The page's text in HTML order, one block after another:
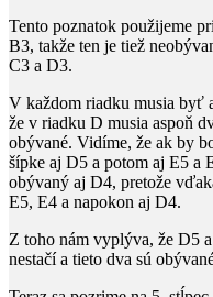
Tento poznatok použijeme
B3, takže ten je tiež
C3 a D3.
V každom riadku musia byť
že v riadku D musia aspoň
obývané. Vidíme, že ak by
šípke aj D5 a potom aj E5 a
obývaný aj D4, pretože
E5, E4 a napokon aj D4.
Z toho nám vyplýva, že D5
nestačí a tieto dva sú